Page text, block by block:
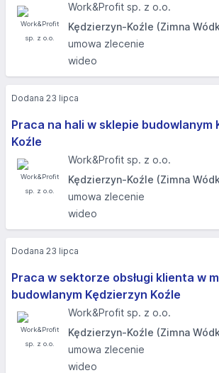
Work&Profit sp. z o.o.
Kędzierzyn-Koźle (Zimna
umowa zlecenie
wideo
Praca na hali w sklepie budowlanym
Koźle
Work&Profit sp. z o.o.
Kędzierzyn-Koźle (Zimna
umowa zlecenie
wideo
Dodana 23 lipca
Praca w sektorze obsługi klienta w
budowlanym Kędzierzyn Koźle
Work&Profit sp. z o.o.
Kędzierzyn-Koźle (Zimna
umowa zlecenie
wideo
Dodana 23 lipca